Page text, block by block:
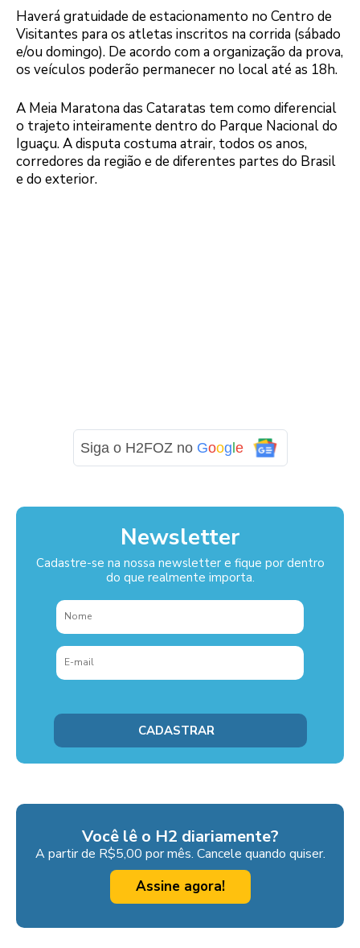
Haverá gratuidade de estacionamento no Centro de
Visitantes para os atletas inscritos na corrida (sábado
e/ou domingo). De acordo com a organização da prova,
os veículos poderão permanecer no local até as 18h.
A Meia Maratona das Cataratas tem como diferencial
o trajeto inteiramente dentro do Parque Nacional do
Iguaçu. A disputa costuma atrair, todos os anos,
corredores da região e de diferentes partes do Brasil
e do exterior.
Siga o H2FOZ no Goog e
Newsletter
Cadastre-se na nossa newsletter e fique por dentro
do que realmente importa.
Você lê o H2 diariamente?
A partir de R$5,00 por mês. Cancele quando quiser.
Assine agora!